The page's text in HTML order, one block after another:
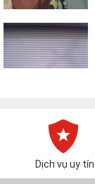
Dịch vụ uy tín